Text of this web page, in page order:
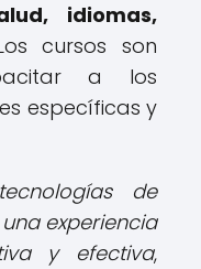
idiomas,
cursos son
a los
específicas y
de
experiencia
y efectiva,